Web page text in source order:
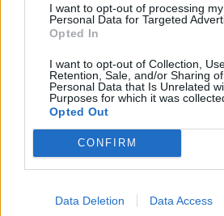
I want to opt-out of processing my
Personal Data for Targeted
Opted In
I want to opt-out of Collection,
Retention, Sale, and/or Sharing
Personal Data that Is Unrelated
Purposes for which it was
Opted Out
CONFIRM
Data Deletion Data Access
Domenica 10 marzo
Ore 16.00 Galles - Francia
Il calendario del 6
Chi trasmette le
Nazioni di rugby?